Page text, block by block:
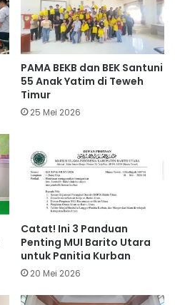
PAMA BEKB dan BEK Santuni
55 Anak Yatim di Teweh
Timur
25 Mei 2026
Catat! Ini 3 Panduan
Penting MUI Barito Utara
untuk Panitia Kurban
20 Mei 2026